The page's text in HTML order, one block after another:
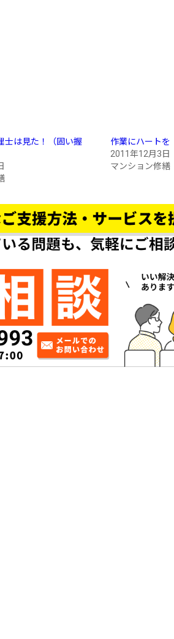
士は見た！（固い握
作業にハートを
2011年12月3日
マンション修繕